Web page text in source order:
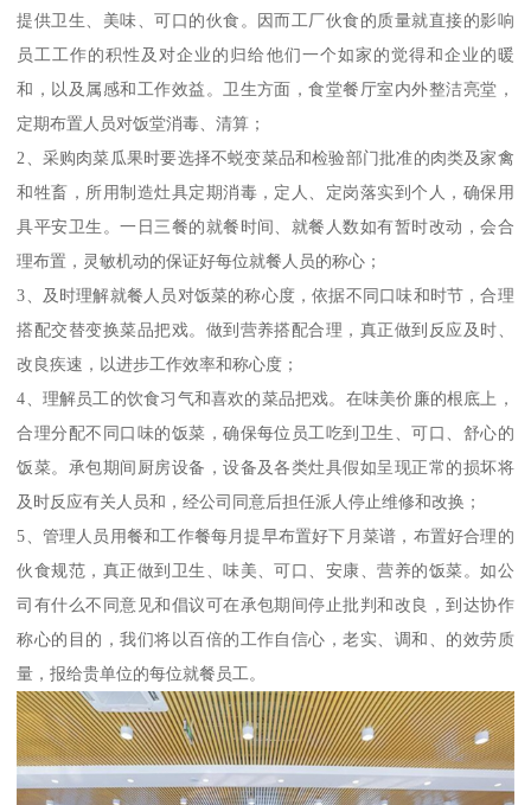
提供卫生、美味、可口的伙食。因而工厂伙食的质量就直接的影响
员工工作的积性及对企业的归给他们一个如家的觉得和企业的暖
和，以及属感和工作效益。卫生方面，食堂餐厅室内外整洁亮堂，
定期布置人员对饭堂消毒、清算；
2、采购肉菜瓜果时要选择不蜕变菜品和检验部门批准的肉类及家禽
和牲畜，所用制造灶具定期消毒，定人、定岗落实到个人，确保用
具平安卫生。一日三餐的就餐时间、就餐人数如有暂时改动，会合
理布置，灵敏机动的保证好每位就餐人员的称心；
3、及时理解就餐人员对饭菜的称心度，依据不同口味和时节，合理
搭配交替变换菜品把戏。做到营养搭配合理，真正做到反应及时、
改良疾速，以进步工作效率和称心度；
4、理解员工的饮食习气和喜欢的菜品把戏。在味美价廉的根底上，
合理分配不同口味的饭菜，确保每位员工吃到卫生、可口、舒心的
饭菜。承包期间厨房设备，设备及各类灶具假如呈现正常的损坏将
及时反应有关人员和，经公司同意后担任派人停止维修和改换；
5、管理人员用餐和工作餐每月提早布置好下月菜谱，布置好合理的
伙食规范，真正做到卫生、味美、可口、安康、营养的饭菜。如公
司有什么不同意见和倡议可在承包期间停止批判和改良，到达协作
称心的目的，我们将以百倍的工作自信心，老实、调和、的效劳质
量，报给贵单位的每位就餐员工。